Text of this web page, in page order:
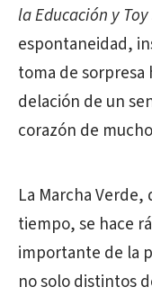
la Educación y
espontaneidad,
toma de sorpresa
delación de un
corazón de
La Marcha
tiempo, se hace
importante de la
no solo distintos